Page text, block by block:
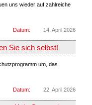
uns wieder auf zahlreiche
Datum: 14. April 2026
Sie sich selbst!
um, das
Datum: 22. April 2026